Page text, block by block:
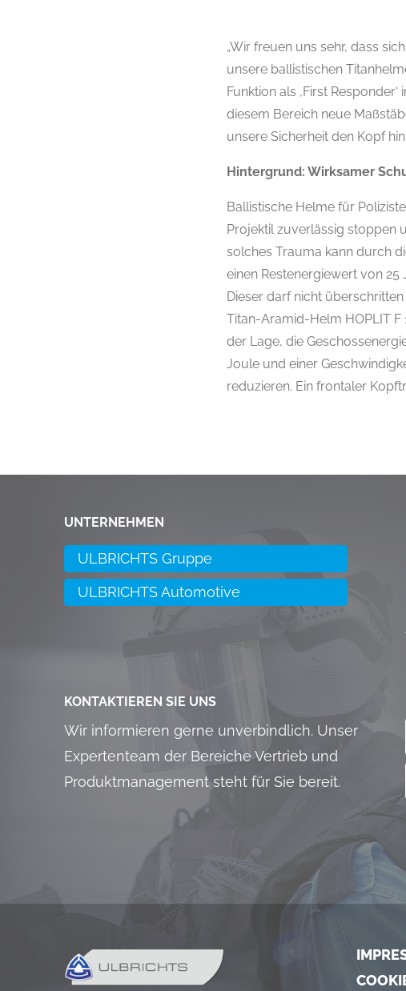
„Wir freuen uns sehr, dass
unsere ballistischen
Funktion als ‚First
diesem Bereich neue
unsere Sicherheit den Kopf
Hintergrund: Wirksamer
Ballistische Helme für
Projektil zuverlässig stoppen
solches Trauma kann durch
einen Restenergiewert von 25
Dieser darf nicht
Titan-Aramid-Helm HOPLIT F
der Lage, die
Joule und einer
reduzieren. Ein frontaler
UNTERNEHMEN
ULBRICHTS Gruppe
ULBRICHTS Automotive
KONTAKTIEREN SIE UNS
Wir informieren gerne unverbindlich. Unser
Expertenteam der Bereiche Vertrieb und
Produktmanagement steht für Sie bereit.